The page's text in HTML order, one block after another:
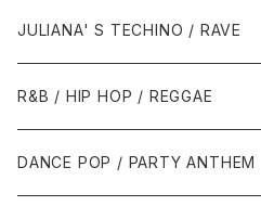
1988年
1990年
1991年
2000年代
2000年
2001年
2010年代
2010年
1994年・以前
1995年
2000年代
2000年
2001年
1980年代
1986年・以前
1987年
1990年代
1990年
2000年代
JULIANA' S TECHINO / RAVE
1990年代
1990年
2000年代
R&B / HIP HOP / REGGAE
1980年代
DANCE POP / PARTY ANTHEM